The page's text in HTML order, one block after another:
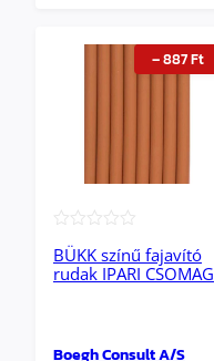
–887Ft
BÜKK színű fajavító
rudak IPARI CSOMAG
Boegh Consult A/S